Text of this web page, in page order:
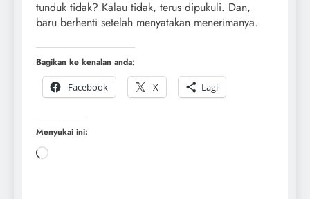
tunduk tidak? Kalau tidak, terus dipukuli. Dan,
baru berhenti setelah menyatakan menerimanya.
Bagikan ke kenalan anda:
Facebook
X Lagi
Menyukai ini: